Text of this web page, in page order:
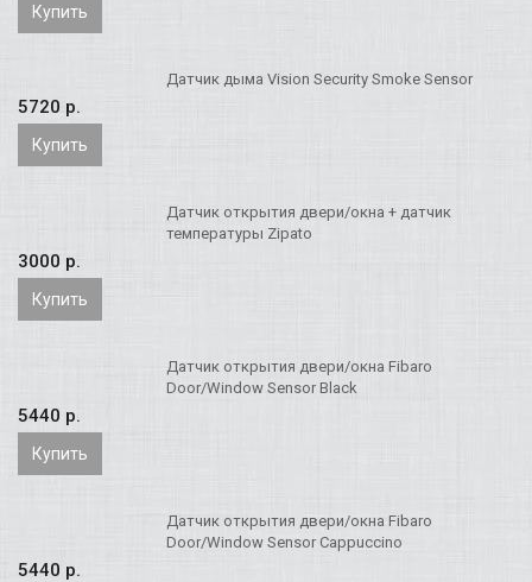
Купить
Датчик дыма Vision Security Smoke Sensor
5720 p.
Купить
Датчик открытия двери/окна + датчик
температуры Zipato
3000 p.
Купить
Датчик открытия двери/окна Fibaro
Door/Window Sensor Black
5440 p.
Купить
Датчик открытия двери/окна Fibaro
Door/Window Sensor Cappuccino
5440 p.